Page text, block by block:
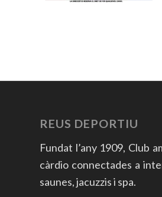
REUS DEPORTIU
Fundat l’any 1909, Club
càrdio connectades a
saunes, jacuzzis i spa.